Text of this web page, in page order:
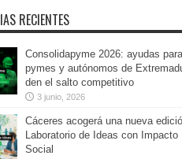
RECIENTES
Consolidapyme 2026: ayudas
pymes y autónomos de
den el salto competitivo
3 junio, 2026
Cáceres acogerá una nueva
Laboratorio de Ideas con Impacto
Social